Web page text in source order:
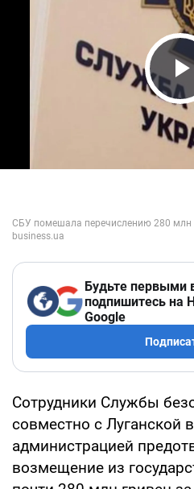
Будьте первыми
подпишитесь на
Google
Сотрудники Службы
совместно с Луганской
администрацией
возмещение из